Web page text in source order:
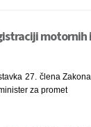
27. člena
za promet